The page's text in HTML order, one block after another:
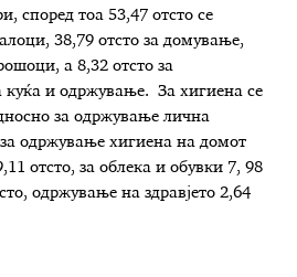
според тоа 53,47 отсто се
38,79 отсто за домување,
а 8,32 отсто за
куќа и одржување. За хигиена се
за одржување лична
одржување хигиена на домот
отсто, за облека и обувки 7, 98
одржување на здравјето 2,64